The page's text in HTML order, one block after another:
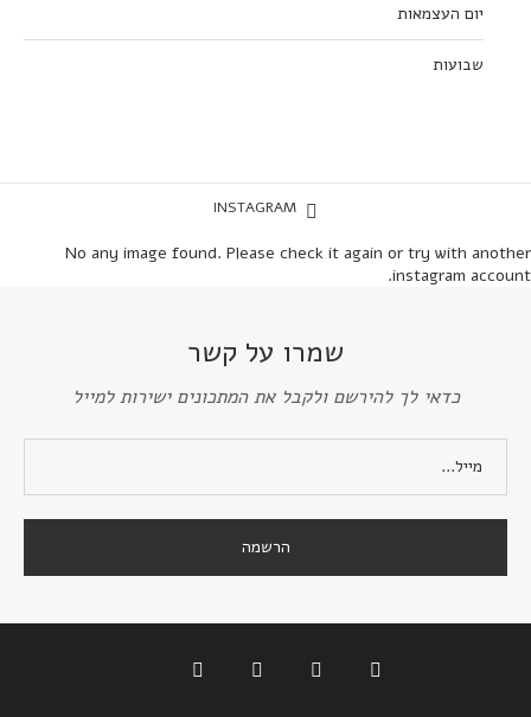
יום העצמאות
שבועות
INSTAGRAM
No any image found. Please check it again or try with another
instagram account.
שמרו על קשר
כדאי לך להירשם ולקבל את המתכונים ישירות למייל